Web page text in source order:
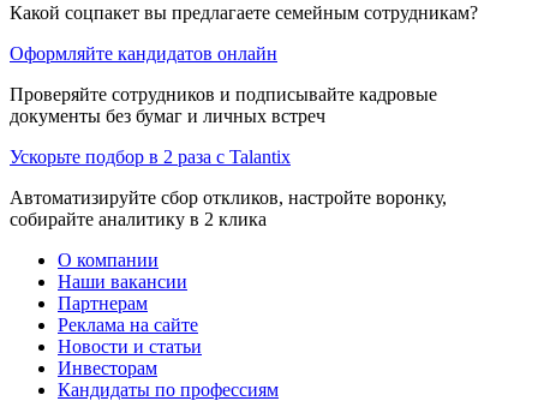
Какой соцпакет вы предлагаете семейным сотрудникам?
Оформляйте кандидатов онлайн
Проверяйте сотрудников и подписывайте кадровые
документы без бумаг и личных встреч
Ускорьте подбор в 2 раза с Talantix
Автоматизируйте сбор откликов, настройте воронку,
собирайте аналитику в 2 клика
О компании
Наши вакансии
Партнерам
Реклама на сайте
Новости и статьи
Инвесторам
Кандидаты по профессиям